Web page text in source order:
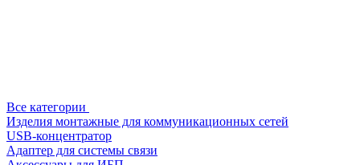
Все категории
Изделия монтажные для коммуникационных сетей
USB-концентратор
Адаптер для системы связи